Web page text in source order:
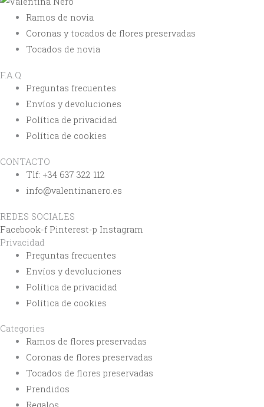
Ramos de novia
Coronas y tocados de flores preservadas
Tocados de novia
F.A.Q
Preguntas frecuentes
Envíos y devoluciones
Política de privacidad
Política de cookies
CONTACTO
Tlf: +34 637 322 112
info@valentinanero.es
REDES SOCIALES
Facebook-f Pinterest-p Instagram
Privacidad
Preguntas frecuentes
Envíos y devoluciones
Política de privacidad
Política de cookies
Categories
Ramos de flores preservadas
Coronas de flores preservadas
Tocados de flores preservadas
Prendidos